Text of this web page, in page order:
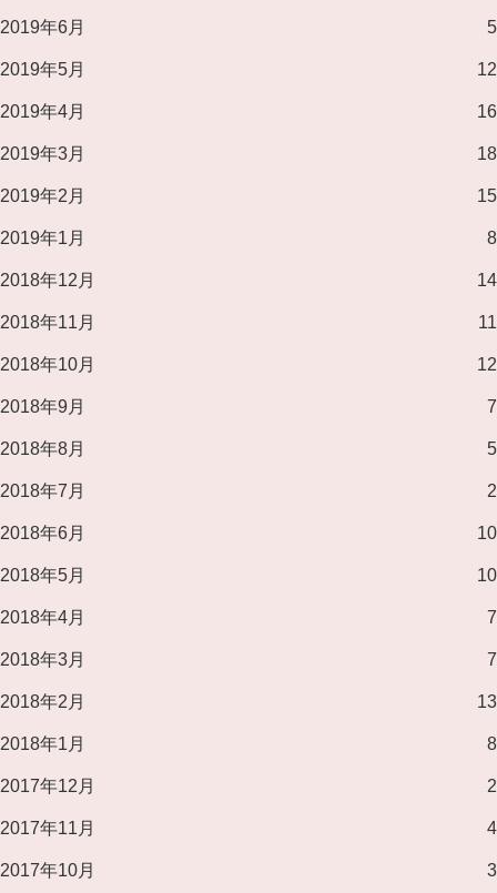
2019年6月 5
2019年5月 12
2019年4月 16
2019年3月 18
2019年2月 15
2019年1月 8
2018年12月 14
2018年11月 11
2018年10月 12
2018年9月 7
2018年8月 5
2018年7月 2
2018年6月 10
2018年5月 10
2018年4月 7
2018年3月 7
2018年2月 13
2018年1月 8
2017年12月 2
2017年11月 4
2017年10月 3